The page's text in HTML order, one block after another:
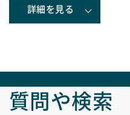
詳細を見る
質問や検索